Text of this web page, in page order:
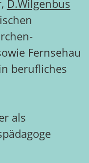
D.Wilgenbus
Fernsehau
berufliches
als